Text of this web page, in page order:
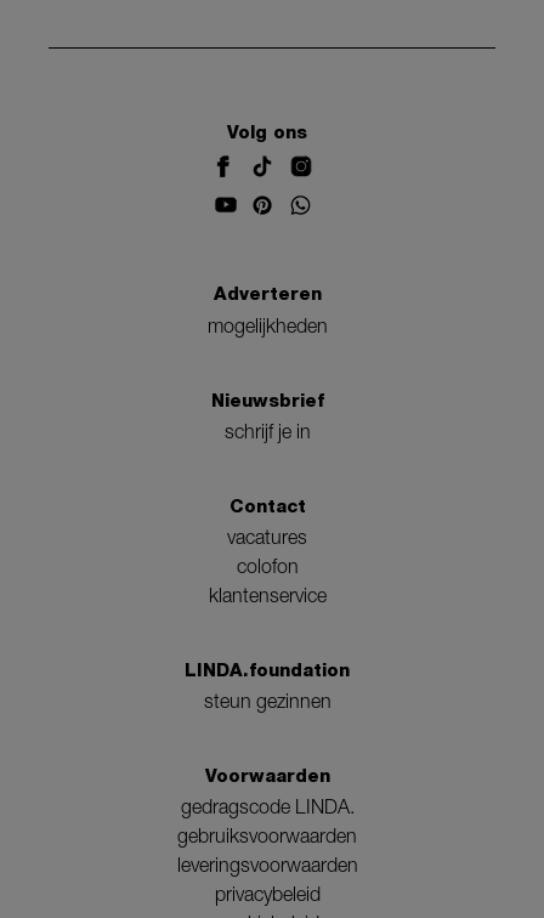
Volg ons
Adverteren
mogelijkheden
Nieuwsbrief
schrijf je in
Contact
vacatures
colofon
klantenservice
LINDA.foundation
steun gezinnen
Voorwaarden
gedragscode LINDA.
gebruiksvoorwaarden
leveringsvoorwaarden
privacybeleid